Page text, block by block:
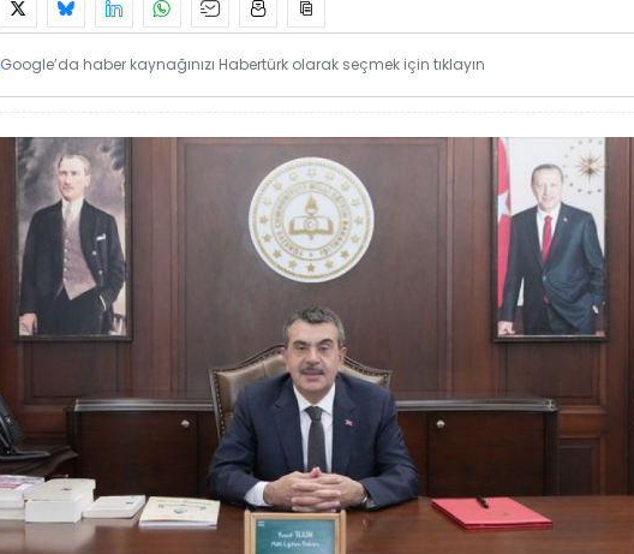
Google’da haber kaynağınızı Habertürk olarak seçmek için tıklayın